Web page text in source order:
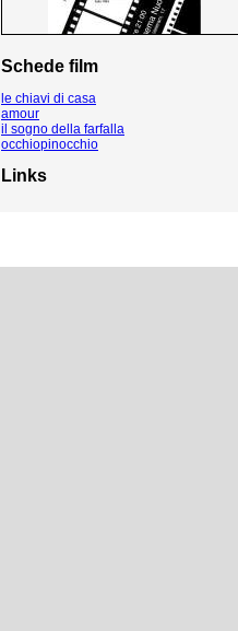
Schede film
le chiavi di casa
amour
il sogno della farfalla
occhiopinocchio
Links